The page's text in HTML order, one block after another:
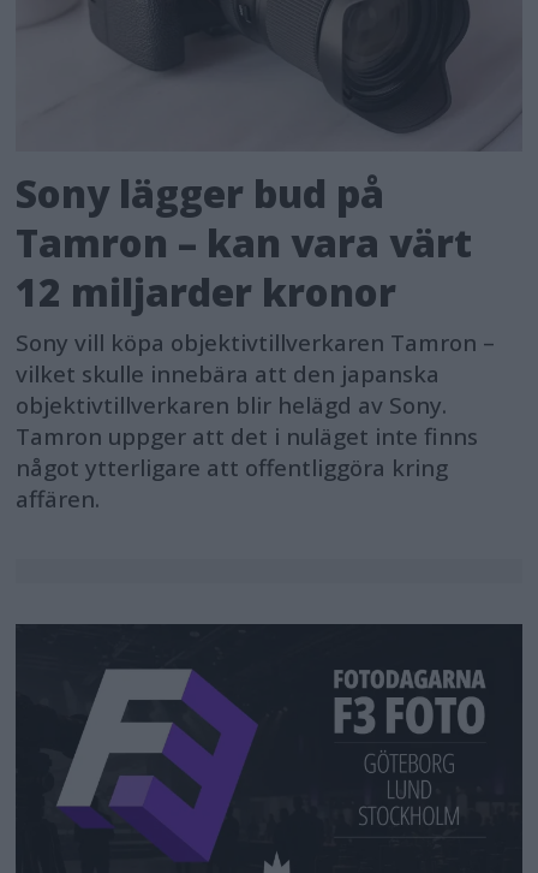
Sony lägger bud på
Tamron – kan vara värt
12 miljarder kronor
Sony vill köpa objektivtillverkaren Tamron –
vilket skulle innebära att den japanska
objektivtillverkaren blir helägd av Sony.
Tamron uppger att det i nuläget inte finns
något ytterligare att offentliggöra kring
affären.